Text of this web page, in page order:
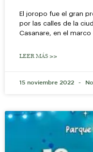
El joropo fue el gran
por las calles de la
Casanare, en el
LEER MÁS >>
15 noviembre 2022